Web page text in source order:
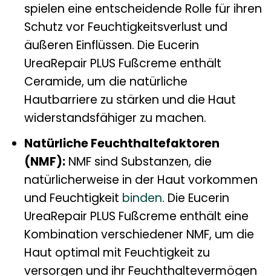
spielen eine entscheidende Rolle für ihren
Schutz vor Feuchtigkeitsverlust und
äußeren Einflüssen. Die Eucerin
UreaRepair PLUS Fußcreme enthält
Ceramide, um die natürliche
Hautbarriere zu stärken und die Haut
widerstandsfähiger zu machen.
Natürliche Feuchthaltefaktoren
(NMF):NMF sind Substanzen, die
natürlicherweise in der Haut vorkommen
und Feuchtigkeit binden. Die Eucerin
UreaRepair PLUS Fußcreme enthält eine
Kombination verschiedener NMF, um die
Haut optimal mit Feuchtigkeit zu
versorgen und ihr Feuchthaltevermögen